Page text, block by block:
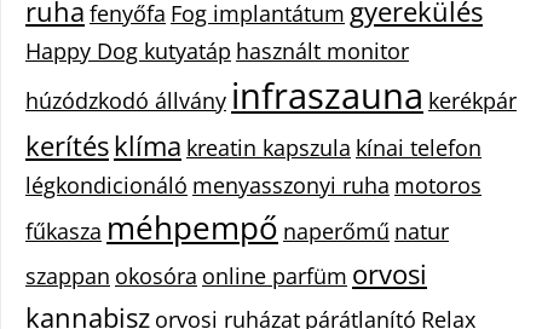
ruha fenyőfa Fog implantátum gyerekülés
Happy Dog kutyatáp használt monitor
húzódzkodó állvány infraszauna kerékpár
kerítésklíma kreatin kapszula kínai telefon
légkondicionáló menyasszonyi ruha motoros
fűkasza méhpempő naperőmű natur
szappan okosóra online parfüm orvosi
kannabisz orvosi ruházat párátlanító Relax